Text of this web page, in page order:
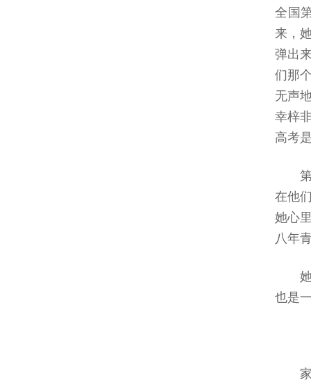
全国
来，
弹出
们那
无声
幸梓
高考
在他
她心
八年
也是